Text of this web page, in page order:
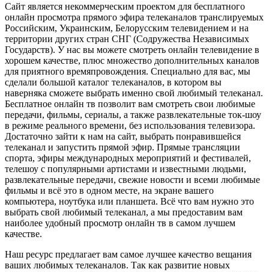
Сайт является некоммерческим проектом для бесплатного
онлайн просмотра прямого эфира телеканалов транслируемых
Российским, Украинским, Белорусским телевидением и на
территории других стран СНГ (Содружества Независимых
Государств). У нас вы можете смотреть онлайн телевидение в
хорошем качестве, плюс множество дополнительных каналов
для приятного времяпровождения. Специально для вас, мы
сделали большой каталог телеканалов, в котором вы
наверняка сможете выбрать именно свой любимый телеканал.
Бесплатное онлайн тв позволит вам смотреть свои любимые
передачи, фильмы, сериалы, а также развлекательные ток-шоу
в режиме реального времени, без использования телевизора.
Достаточно зайти к нам на сайт, выбрать понравившейся
телеканал и запустить прямой эфир. Прямые трансляции
спорта, эфиры международных мероприятий и фестивалей,
телешоу с популярными артистами и известными людьми,
развлекательные передачи, свежие новости и всеми любимые
фильмы и всё это в одном месте, на экране вашего
компьютера, ноутбука или планшета. Всё что вам нужно это
выбрать свой любимый телеканал, а мы предоставим вам
наиболее удобный просмотр онлайн тв в самом лучшем
качестве.
Наш ресурс предлагает вам самое лучшее качество вещания
ваших любимых телеканалов. Так как развитие новых